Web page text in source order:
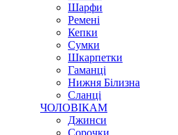
Шарфи
Ремені
Кепки
Сумки
Шкарпетки
Гаманці
Нижня Білизна
Сланці
ЧОЛОВІКАМ
Джинси
Сорочки